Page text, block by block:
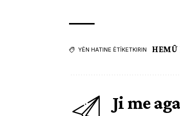
YÊN HATINE ÊTÎKETKIRIN HEMÛ
Ji me